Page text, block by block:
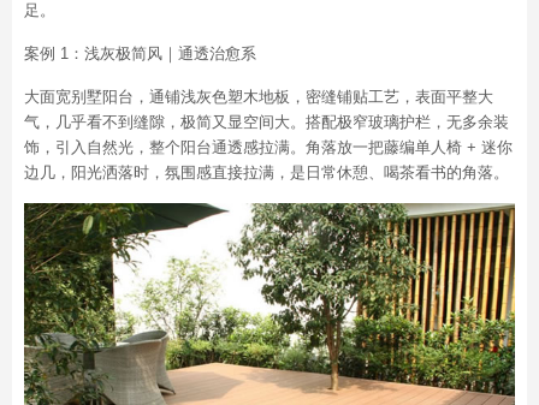
足。
案例 1：浅灰极简风｜通透治愈系
大面宽别墅阳台，通铺浅灰色塑木地板，密缝铺贴工艺，表面平整大
气，几乎看不到缝隙，极简又显空间大。搭配极窄玻璃护栏，无多余装
饰，引入自然光，整个阳台通透感拉满。角落放一把藤编单人椅 + 迷你
边几，阳光洒落时，氛围感直接拉满，是日常休憩、喝茶看书的角落。